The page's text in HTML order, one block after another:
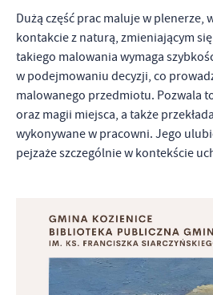
Dużą część prac maluje w plenerze,
kontakcie z naturą, zmieniającym
takiego malowania wymaga
w podejmowaniu decyzji, co
malowanego przedmiotu. Pozwala
oraz magii miejsca, a także
wykonywane w pracowni. Jego
pejzaże szczególnie w kontekście
firm będących naszymi partnerami oraz
Firmy te działają w charakterze
treści w postaci wiadomości, ofert,
społecznościowych.